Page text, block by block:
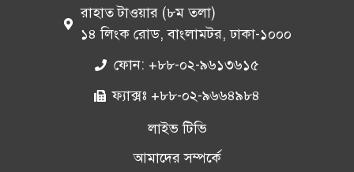
রাহাত টাওয়ার (৮ম তলা)
১৪ লিংক রোড, বাংলামটর, ঢাকা-১০০০
ফোন: +৮৮-০২-৯৬১৩৬১৫
ফ্যাক্সঃ +৮৮-০২-৯৬৬৪৯৮৪
লাইভ টিভি
আমাদের সম্পর্কে